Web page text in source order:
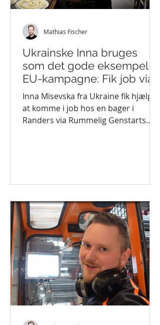
Ukrainske Inna bruges
som det gode eksempel i
EU-kampagne: Fik job via
Rummelig Genstart
Inna Misevska fra Ukraine fik hjælp til
at komme i job hos en bager i
Randers via Rummelig Genstarts
Mathias Fischer